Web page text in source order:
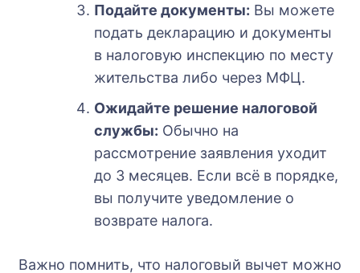
Подайте документы: Вы можете
подать декларацию и документы
в налоговую инспекцию по месту
жительства либо через МФЦ.
Ожидайте решение налоговой
службы: Обычно на
рассмотрение заявления уходит
до 3 месяцев. Если всё в порядке,
вы получите уведомление о
возврате налога.
Важно помнить, что налоговый вычет можно